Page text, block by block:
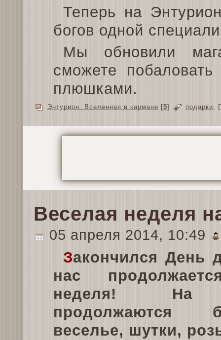
Теперь на
богов одной
Мы обновили
сможете
плюшками.
Энтурион. Вселенная в кармане [5] подарки,
Веселая неделя
05 апреля 2014, 10:49
Закончился День
нас
неделя! На
продолжаются
веселье, шутки,